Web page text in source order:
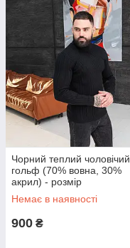
Чорний теплий чоловічий
гольф (70% вовна, 30%
акрил) - розмір
Немає в наявності
900 ₴